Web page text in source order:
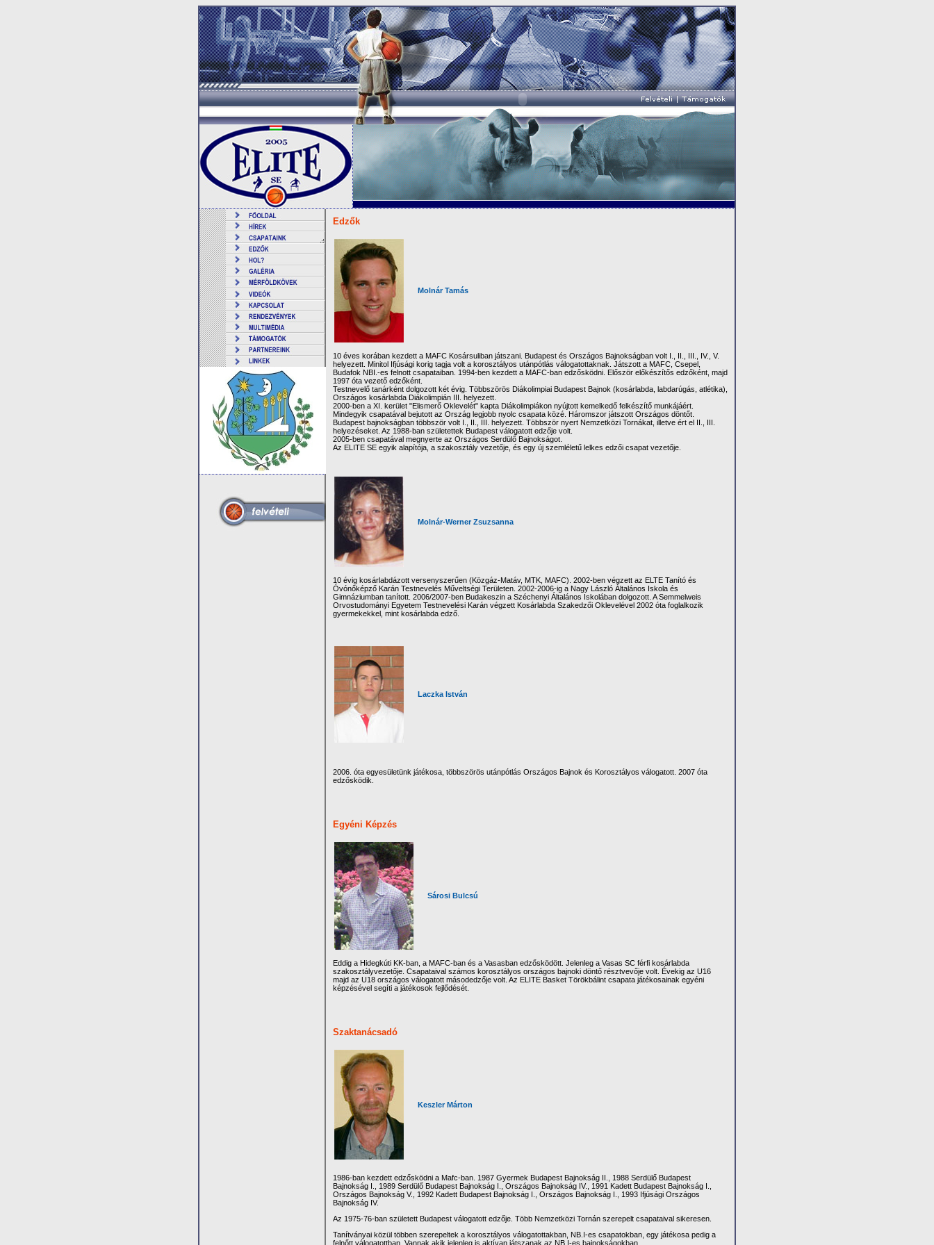
Edzők
Molnár Tamás
10 éves korában kezdett a MAFC Kosársuliban játszani. Budapest és Országos Bajnokságban volt I., II., III., IV., V.
helyezett. Minitol Ifjúsági korig tagja volt a korosztályos utánpótlás válogatottaknak. Játszott a MAFC, Csepel,
Budafok NBI.-es felnott csapataiban. 1994-ben kezdett a MAFC-ban edzősködni. Először előkészítős edzőként, majd
1997 óta vezető edzőként.
Testnevelő tanárként dolgozott két évig. Többszörös Diákolimpiai Budapest Bajnok (kosárlabda, labdarúgás, atlétika),
Országos kosárlabda Diákolimpián III. helyezett.
2000-ben a XI. kerület "Elismerő Oklevelét" kapta Diákolimpiákon nyújtott kemelkedő felkészítő munkájáért.
Mindegyik csapatával bejutott az Ország legjobb nyolc csapata közé. Háromszor játszott Országos döntőt.
Budapest bajnokságban többször volt I., II., III. helyezett. Többször nyert Nemzetközi Tornákat, illetve ért el II., III.
helyezéseket. Az 1988-ban születettek Budapest válogatott edzője volt.
2005-ben csapatával megnyerte az Országos Serdülő Bajnokságot.
Az ELITE SE egyik alapítója, a szakosztály vezetője, és egy új szemléletű lelkes edzői csapat vezetője.
Molnár-Werner Zsuzsanna
10 évig kosárlabdázott versenyszerűen (Közgáz-Matáv, MTK, MAFC). 2002-ben végzett az ELTE Tanító és
Óvónőképző Karán Testnevelés Műveltségi Területen. 2002-2006-ig a Nagy László Általános Iskola és
Gimnáziumban tanított. 2006/2007-ben Budakeszin a Széchenyi Általános Iskolában dolgozott. A Semmelweis
Orvostudományi Egyetem Testnevelési Karán végzett Kosárlabda Szakedzői Oklevelével 2002 óta foglalkozik
gyermekekkel, mint kosárlabda edző.
Laczka István
2006. óta egyesületünk játékosa, többszörös utánpótlás Országos Bajnok és Korosztályos válogatott. 2007 óta
edzősködik.
Egyéni Képzés
Sárosi Bulcsú
Eddig a Hidegkúti KK-ban, a MAFC-ban és a Vasasban edzősködött. Jelenleg a Vasas SC férfi kosárlabda
szakosztályvezetője. Csapataival számos korosztályos országos bajnoki döntő résztvevője volt. Évekig az U16
majd az U18 országos válogatott másodedzője volt. Az ELITE Basket Törökbálint csapata játékosainak egyéni
képzésével segíti a játékosok fejlődését.
Szaktanácsadó
Keszler Márton
1986-ban kezdett edzősködni a Mafc-ban. 1987 Gyermek Budapest Bajnokság II., 1988 Serdülő Budapest
Bajnokság I., 1989 Serdülő Budapest Bajnokság I., Országos Bajnokság IV., 1991 Kadett Budapest Bajnokság I.,
Országos Bajnokság V., 1992 Kadett Budapest Bajnokság I., Országos Bajnokság I., 1993 Ifjúsági Országos
Bajnokság IV.
Az 1975-76-ban született Budapest válogatott edzője. Több Nemzetközi Tornán szerepelt csapataival sikeresen.
Tanítványai közül többen szerepeltek a korosztályos válogatottakban, NB.I-es csapatokban, egy játékosa pedig a
felnőtt válogatottban. Vannak akik jelenleg is aktívan játszanak az NB.I-es bajnokságokban.